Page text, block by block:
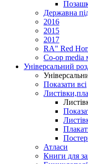
Державна
2016
2015
2017
RA" Red
Co-op media
Універсальний
Показати всі
Атласи
Книги для